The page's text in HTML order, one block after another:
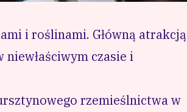
i roślinami. Główną atrakcją
niewłaściwym czasie i
rzemieślnictwa w